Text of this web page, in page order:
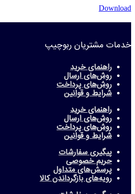
Download
خدمات مشتریان ربوچیپ
راهنمای خرید
روش‌های ارسال
روش‌های پرداخت
شرایط و قوانین
راهنمای خرید
روش‌های ارسال
روش‌های پرداخت
شرایط و قوانین
پیگیری سفارشات
حریم خصوصی
پرسش‌های متداول
رویه‌های بازگرداندن کالا